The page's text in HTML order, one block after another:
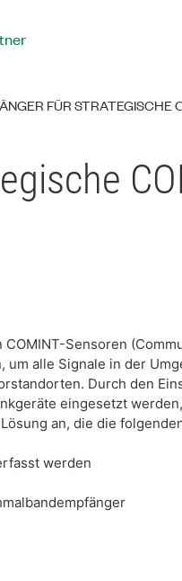
FÜR STRATEGISCHE
Sensoren
alle Signale in der
Durch den
eingesetzt
an, die die
werden